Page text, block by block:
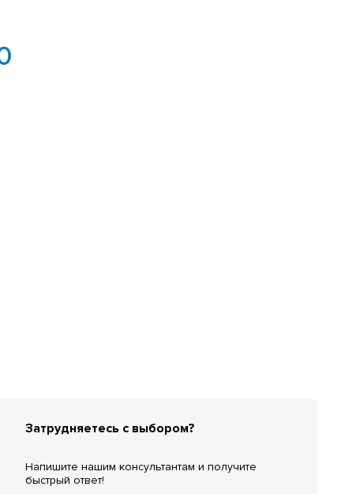
Затрудняетесь с выбором?
Напишите нашим консультантам и получите
быстрый ответ!